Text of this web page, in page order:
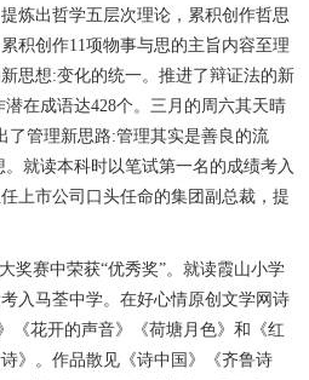
炼出哲学五层次理论，累积创作哲思
积创作11项物事与思的主旨内容至理
思想:变化的统一。推进了辩证法的新
在成语达428个。三月的周六其天晴
了管理新思路:管理其实是善良的流
就读本科时以笔试第一名的成绩考入
上市公司口头任命的集团副总裁，提
奖赛中荣获“优秀奖”。就读霞山小学
入马荃中学。在好心情原创文学网诗
《花开的声音》《荷塘月色》和《红
》。作品散见《诗中国》《齐鲁诗